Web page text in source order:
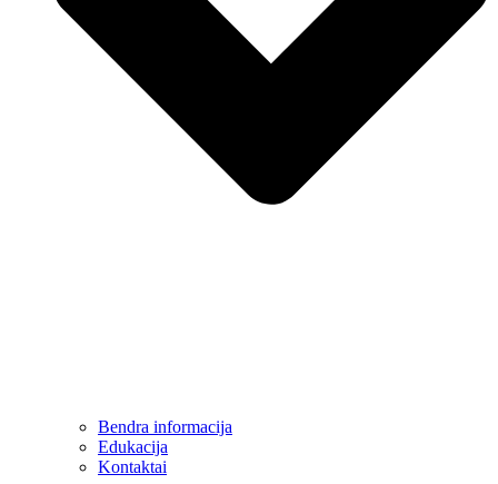
Bendra informacija
Edukacija
Kontaktai